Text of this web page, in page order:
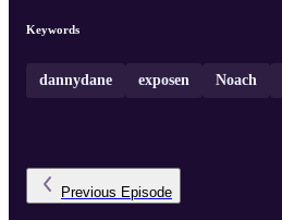
Keywords
dannydane exposen Noach
Previous Episode